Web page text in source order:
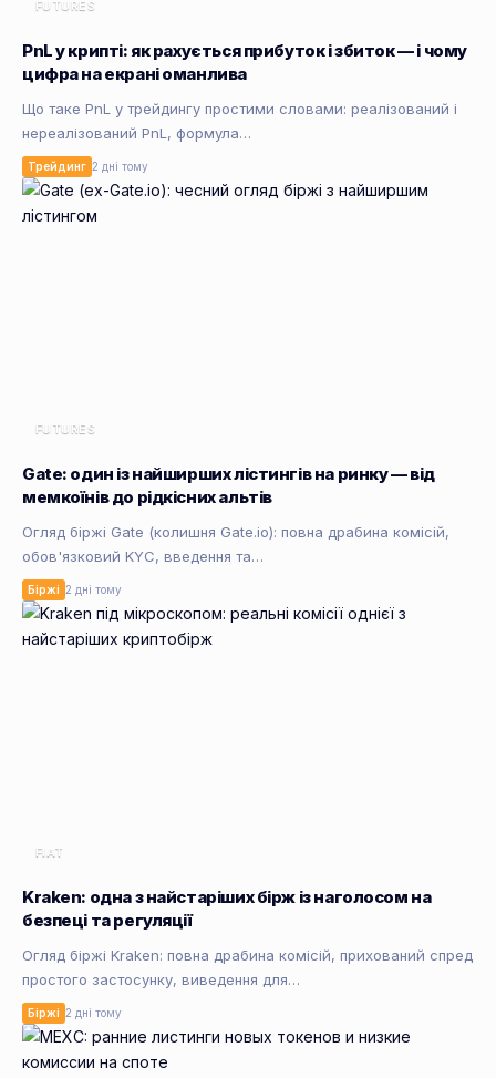
FUTURES
PnL у крипті: як рахується прибуток і збиток — і чому
цифра на екрані оманлива
Що таке PnL у трейдингу простими словами: реалізований і
нереалізований PnL, формула…
Трейдинг 2 дні тому
FUTURES
Gate: один із найширших лістингів на ринку — від
мемкоїнів до рідкісних альтів
Огляд біржі Gate (колишня Gate.io): повна драбина комісій,
обов'язковий KYC, введення та…
Біржі 2 дні тому
FIAT
Kraken: одна з найстаріших бірж із наголосом на
безпеці та регуляції
Огляд біржі Kraken: повна драбина комісій, прихований спред
простого застосунку, виведення для…
Біржі 2 дні тому